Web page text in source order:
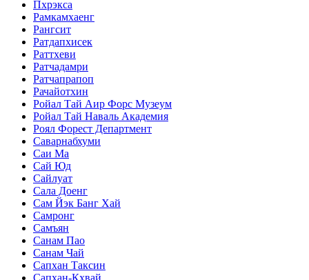
Пхрэкса
Рамкамхаенг
Рангсит
Ратдапхисек
Раттхеви
Ратчадамри
Ратчапрапоп
Рачайотхин
Ройал Тай Аир Форс Музеум
Ройал Тай Наваль Академия
Роял Форест Департмент
Саварнабхуми
Саи Ма
Сай Юд
Сайлуат
Сала Доенг
Сам Йэк Банг Хай
Самронг
Самъян
Санам Пао
Санам Чай
Сапхан Таксин
Сапхан-Кхвай